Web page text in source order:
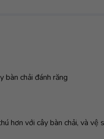
bàn chải đánh răng
hơn với cây bàn chải, và vệ